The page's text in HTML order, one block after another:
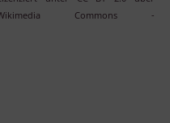
Commons -